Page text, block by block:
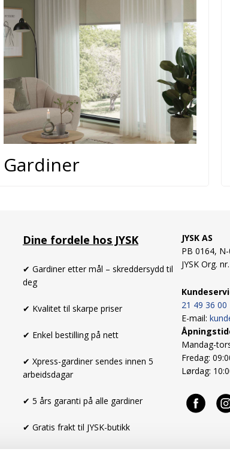
Gardiner
Dine fordele hos JYSK
✔ Gardiner etter mål – skreddersydd til
deg
✔ Kvalitet til skarpe priser
✔ Enkel bestilling på nett
✔ Xpress-gardiner sendes innen 5
arbeidsdagar
✔ 5 års garanti på alle gardiner
✔ Gratis frakt til JYSK-butikk
JYSK AS
PB 0164,
JYSK Org.
21 49 36 00
E-mail:
Mandag-
Fredag:
Lørdag: